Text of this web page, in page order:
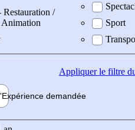
/
Sport
Appliquerle filtre
Expérience demandée